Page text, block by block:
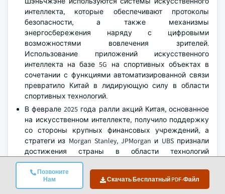
Позвоните
Нам
Скачать Бесплатный PDF-Файл
интеллекта, которые обеспечивают протоколы
безопасности, а также механизмы
энергосбережения наряду с цифровыми
возможностями вовлечения зрителей.
Использование приложений искусственного
интеллекта на базе 5G на спортивных объектах в
сочетании с функциями автоматизированной связи
превратило Китай в лидирующую силу в области
спортивных технологий.
В феврале 2025 года ралли акций Китая, основанное
на искусственном интеллекте, получило поддержку
со стороны крупных финансовых учреждений, а
стратеги из Morgan Stanley, JPMorgan и UBS признали
достижения страны в области технологий
искусственного интеллекта. Ожидается, что этот
всплеск укрепит инвестиции в приложения
искусственного интеллекта в различных секторах,